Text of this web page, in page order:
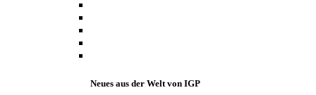
Neues aus der Welt von IGP